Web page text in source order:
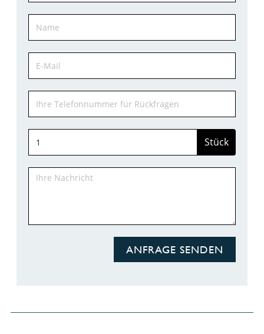
Stück
ANFRAGE SENDEN